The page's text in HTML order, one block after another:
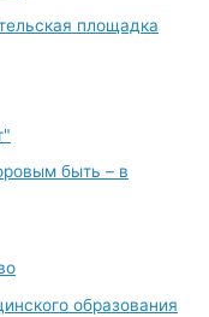
площадка
быть – в
образования